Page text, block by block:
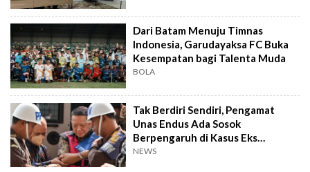
Dari Batam Menuju Timnas
Indonesia, Garudayaksa FC Buka
Kesempatan bagi Talenta Muda
BOLA
Tak Berdiri Sendiri, Pengamat
Unas Endus Ada Sosok
Berpengaruh di Kasus Eks
Jampidsus
NEWS